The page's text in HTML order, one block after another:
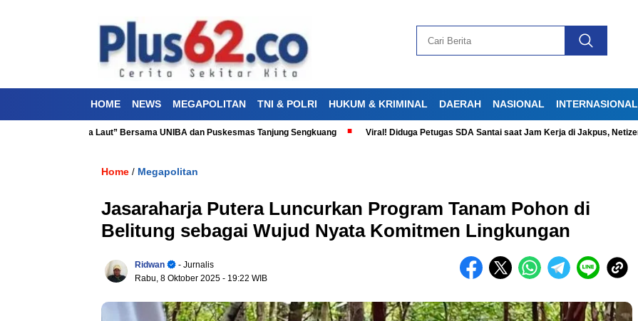
HOME NEWS MEGAPOLITAN TNI & POLRI HUKUM & KRIMINAL DAERAH NASIONAL INTERNASIONAL
“Aku Cinta Laut” Bersama UNIBA dan Puskesmas Tanjung Sengkuang Viral! Diduga Petugas SDA Santai saat Jam Kerja di Jakpus, Netizen Geram
Home / Megapolitan
Jasaraharja Putera Luncurkan Program Tanam Pohon di
Belitung sebagai Wujud Nyata Komitmen Lingkungan
Ridwan
- Jurnalis
Rabu, 8 Oktober 2025 - 19:22 WIB